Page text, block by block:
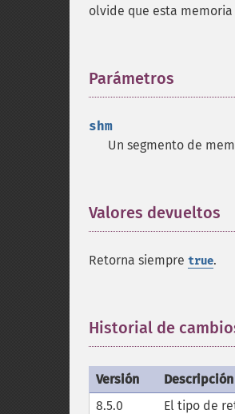
olvide que esta
Parámetros
shm
Un segmento de
Valores devueltos
Retorna siempre true.
Historial de
Versión
Descripción
8.5.0
El tipo de